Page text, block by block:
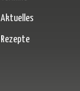
Aktuelles
Rezepte